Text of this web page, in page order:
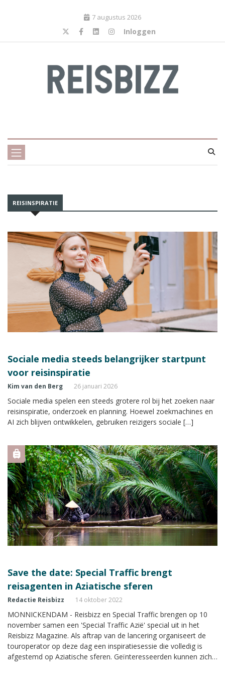
7 augustus 2026
Inloggen
REISINSPIRATIE
Sociale media steeds belangrijker startpunt
voor reisinspiratie
Kim van den Berg 26 januari 2026
Sociale media spelen een steeds grotere rol bij het zoeken naar
reisinspiratie, onderzoek en planning. Hoewel zoekmachines en
AI zich blijven ontwikkelen, gebruiken reizigers sociale […]
Save the date: Special Traffic brengt
reisagenten in Aziatische sferen
Redactie Reisbizz 14 oktober 2022
MONNICKENDAM - Reisbizz en Special Traffic brengen op 10
november samen een 'Special Traffic Azië' special uit in het
Reisbizz Magazine. Als aftrap van de lancering organiseert de
touroperator op deze dag een inspiratiesessie die volledig is
afgestemd op Aziatische sferen. Geïnteresseerden kunnen zich